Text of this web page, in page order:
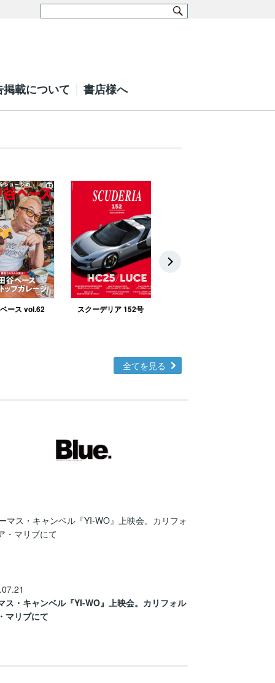
掲載について 書店様へ
ース vol.62 スクーデリア 152号
全てを見る
ス・キャンベル『YI-WO』上映会。カリフォル
マリブにて